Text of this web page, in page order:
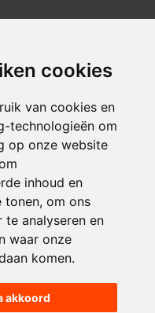
cookies
van cookies en
technologieën om
op onze website
inhoud en
om ons
te analyseren en
waar onze
komen.
akkoord